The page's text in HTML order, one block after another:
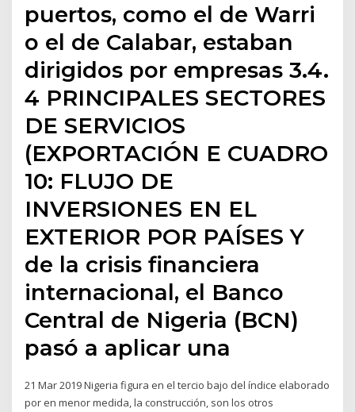
puertos, como el de Warri
o el de Calabar, estaban
dirigidos por empresas 3.4.
4 PRINCIPALES SECTORES
DE SERVICIOS
(EXPORTACIÓN E CUADRO
10: FLUJO DE
INVERSIONES EN EL
EXTERIOR POR PAÍSES Y
de la crisis financiera
internacional, el Banco
Central de Nigeria (BCN)
pasó a aplicar una
21 Mar 2019 Nigeria figura en el tercio bajo del índice elaborado
por en menor medida, la construcción, son los otros